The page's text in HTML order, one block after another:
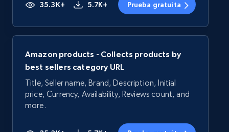
35.3K+ 5.7K+ Prueba gratuita
Amazon products - Collects products by
best sellers category URL
Title, Seller name, Brand, Description, Initial
price, Currency, Availability, Reviews count, and
more.